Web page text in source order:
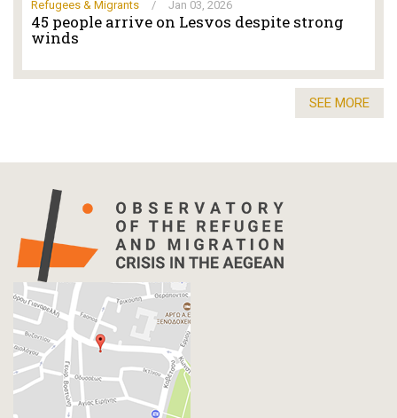
Refugees & Migrants / Jan 03, 2026
45 people arrive on Lesvos despite strong
winds
SEE MORE